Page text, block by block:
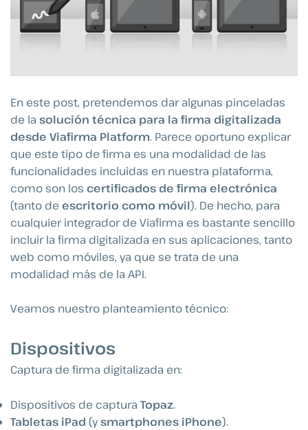
En este post, pretendemos dar algunas pinceladas
de la solución técnica para la firma digitalizada
desde Viafirma Platform. Parece oportuno explicar
que este tipo de firma es una modalidad de las
funcionalidades incluidas en nuestra plataforma,
como son los certificados de firma electrónica
(tanto de escritorio como móvil). De hecho, para
cualquier integrador de Viafirma es bastante sencillo
incluir la firma digitalizada en sus aplicaciones, tanto
web como móviles, ya que se trata de una
modalidad más de la API.
Veamos nuestro planteamiento técnico:
Dispositivos
Captura de firma digitalizada en:
Dispositivos de captura Topaz.
Tabletas iPad (ysmartphones iPhone).